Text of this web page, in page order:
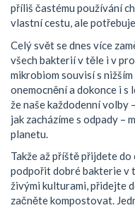
příliš častému používání
vlastní cestu, ale
Celý svět se dnes více
všech bakterií v těle i v
mikrobiom souvisí s
onemocnění a dokonce i s
že naše každodenní volby
jak zacházíme s odpady –
planetu.
Takže až příště přijdete
podpořit dobré bakterie v
živými kulturami, přidejte
začněte kompostovat.